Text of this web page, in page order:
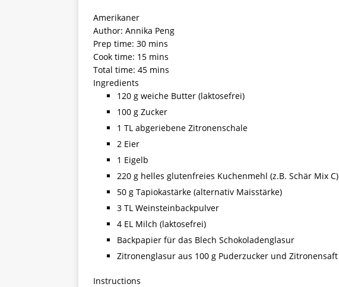
Ökologie
Amerikaner
Author: Annika Peng
Prep time: 30 mins
Cook time: 15 mins
Total time: 45 mins
Ingredients
120 g weiche Butter (laktosefrei)
100 g Zucker
1 TL abgeriebene Zitronenschale
2 Eier
1 Eigelb
220 g helles glutenfreies Kuchenmehl (z.B. Schär Mix C)
50 g Tapiokastärke (alternativ Maisstärke)
3 TL Weinsteinbackpulver
4 EL Milch (laktosefrei)
Backpapier für das Blech Schokoladenglasur
Zitronenglasur aus 100 g Puderzucker und Zitronensaft
Instructions